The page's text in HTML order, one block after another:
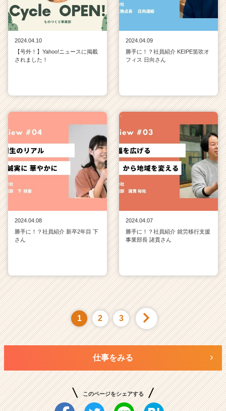
2024.04.10
【号外！】Yahoo!ニュースに掲載
されました！
2024.04.09
勝手に！？社員紹介 KEIPE笛吹オ
フィス 日向さん
2024.04.08
勝手に！？社員紹介 新卒2年目 下
さん
2024.04.07
勝手に！？社員紹介 就労移行支援
事業部長 諸貫さん
1 2 3
仕事をみる
このページをシェアする